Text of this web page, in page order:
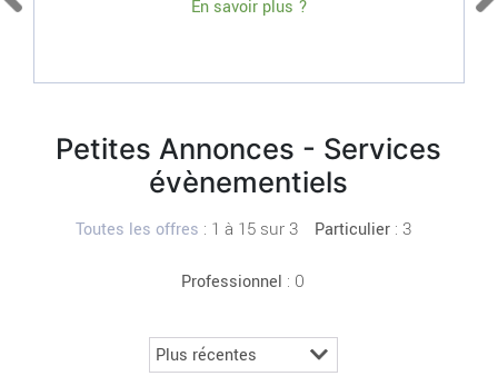
En savoir plus ?
Petites Annonces - Services
évènementiels
Toutes les offres : 1 à 15 sur 3 Particulier: 3
Professionnel : 0